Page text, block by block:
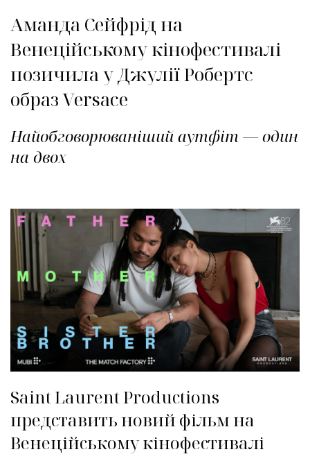
Аманда Сейфрід на
Венеційському кінофестивалі
позичила у Джулії Робертс
образ Versace
Найобговорюваніший аутфіт — один
на двох
Saint Laurent Productions
представить новий фільм на
Венеційському кінофестивалі